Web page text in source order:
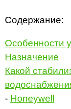
Содержание:
Особенности
Назначение
Какой
- Honeywell